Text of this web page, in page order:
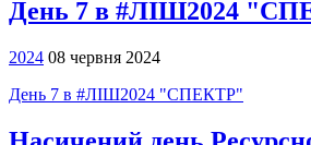
День 7 в #ЛІШ2024
2024 08 червня 2024
День 7 в #ЛІШ2024 "СПЕКТР"